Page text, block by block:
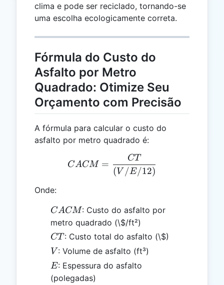
clima e pode ser reciclado, tornando-se
uma escolha ecologicamente correta.
Fórmula do Custo do
Asfalto por Metro
Quadrado: Otimize Seu
Orçamento com Precisão
A fórmula para calcular o custo do
asfalto por metro quadrado é:
CACM = \frac{CT}{(V
CACM =
(V /E/12)
CT
Onde:
CACM
CACM: Custo do asfalto por
metro quadrado (\$/ft²)
CT
CT : Custo total do asfalto (\$)
V
V : Volume de asfalto (ft³)
E
E: Espessura do asfalto
(polegadas)